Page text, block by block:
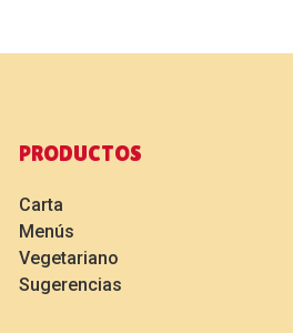
PRODUCTOS
Carta
Menús
Vegetariano
Sugerencias